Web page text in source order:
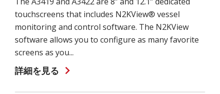
touchscreens that includes N2KView® vessel
monitoring and control software. The N2KView
software allows you to configure as many favorite
screens as you...
詳細を見る